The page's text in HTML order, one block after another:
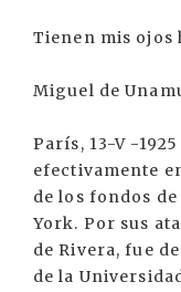
Tienen mis ojos
Miguel de
París, 13-V -
efectivamente
de los fondos
York. Por sus
de Rivera, fue
de la